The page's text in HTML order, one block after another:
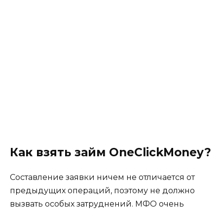
Как взять займ OneClickMoney?
Составление заявки ничем не отличается от
предыдущих операций, поэтому не должно
вызвать особых затруднений. МФО очень